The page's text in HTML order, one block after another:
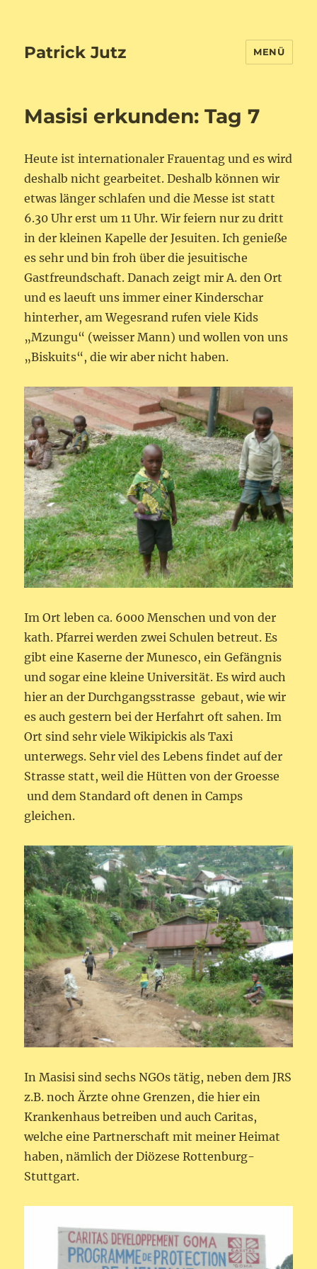
Patrick Jutz MENÜ
Masisi erkunden: Tag 7
Heute ist internationaler Frauentag und es wird
deshalb nicht gearbeitet. Deshalb können wir
etwas länger schlafen und die Messe ist statt
6.30 Uhr erst um 11 Uhr. Wir feiern nur zu dritt
in der kleinen Kapelle der Jesuiten. Ich genieße
es sehr und bin froh über die jesuitische
Gastfreundschaft. Danach zeigt mir A. den Ort
und es laeuft uns immer einer Kinderschar
hinterher, am Wegesrand rufen viele Kids
„Mzungu“ (weisser Mann) und wollen von uns
„Biskuits“, die wir aber nicht haben.
Im Ort leben ca. 6000 Menschen und von der
kath. Pfarrei werden zwei Schulen betreut. Es
gibt eine Kaserne der Munesco, ein Gefängnis
und sogar eine kleine Universität. Es wird auch
hier an der Durchgangsstrasse gebaut, wie wir
es auch gestern bei der Herfahrt oft sahen. Im
Ort sind sehr viele Wikipickis als Taxi
unterwegs. Sehr viel des Lebens findet auf der
Strasse statt, weil die Hütten von der Groesse
und dem Standard oft denen in Camps
gleichen.
In Masisi sind sechs NGOs tätig, neben dem JRS
z.B. noch Ärzte ohne Grenzen, die hier ein
Krankenhaus betreiben und auch Caritas,
welche eine Partnerschaft mit meiner Heimat
haben, nämlich der Diözese Rottenburg-
Stuttgart.